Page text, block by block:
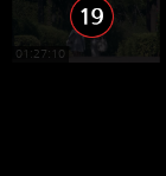
01:27:10